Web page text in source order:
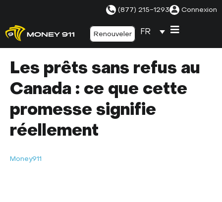
(877) 215-1293 Connexion
Renouveler FR
Les prêts sans refus au
Canada : ce que cette
promesse signifie
réellement
Money911